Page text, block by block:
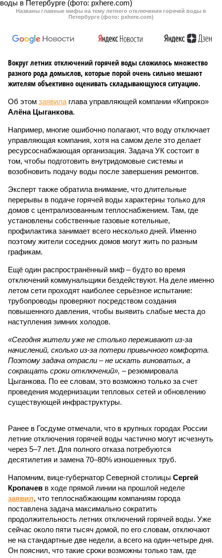
Названы главные мифы на тему летнего отключения горячей воды в
Петербурге (фото: pxhere.com)
Вокруг летних отключений горячей воды сложилось множество
разного рода домыслов, которые порой очень сильно мешают
жителям объективно оценивать складывающуюся ситуацию.
Об этом заявила глава управляющей компании «Кипроко»
Алёна Цыганкова.
Например, многие ошибочно полагают, что воду отключает
управляющая компания, хотя на самом деле это делает
ресурсоснабжающая организация. Задача УК состоит в
том, чтобы подготовить внутридомовые системы и
возобновить подачу воды после завершения ремонтов.
Эксперт также обратила внимание, что длительные
перерывы в подаче горячей воды характерны только для
домов с централизованным теплоснабжением. Там, где
установлены собственные газовые котельные,
профилактика занимает всего несколько дней. Именно
поэтому жители соседних домов могут жить по разным
графикам.
Ещё один распространённый миф – будто во время
отключений коммунальщики бездействуют. На деле именно
летом сети проходят наиболее серьёзное испытание:
трубопроводы проверяют посредством создания
повышенного давления, чтобы выявить слабые места до
наступления зимних холодов.
«Сегодня жители уже не столько переживают из-за
начислений, сколько из-за потери привычного комфорта.
Поэтому задача отрасли – не искать виноватых, а
сокращать сроки отключений», – резюмировала
Цыганкова. По ее словам, это возможно только за счет
проведения модернизации тепловых сетей и обновлению
существующей инфраструктуры.
Ранее в Госдуме отмечали, что в крупных городах России
летние отключения горячей воды частично могут исчезнуть
через 5–7 лет. Для полного отказа потребуются
десятилетия и замена 70–80% изношенных труб.
Напомним, вице-губернатор Северной столицы Сергей
Кропачев в ходе прямой линии на прошлой неделе
заявил, что теплоснабжающим компаниям города
поставлена задача максимально сократить
продолжительность летних отключений горячей воды. Уже
сейчас около пяти тысяч домой, по его словам, отключают
не на стандартные две недели, а всего на один-четыре дня.
Он пояснил, что такие сроки возможны только там, где